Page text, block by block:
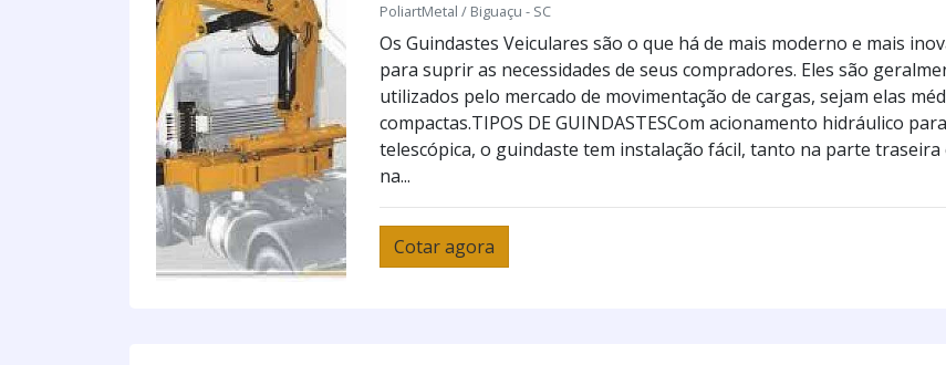
PoliartMetal / Biguaçu - SC
Os Guindastes Veiculares são o que há de mais moderno e mais
para suprir as necessidades de seus compradores. Eles são
utilizados pelo mercado de movimentação de cargas, sejam elas
compactas.TIPOS DE GUINDASTESCom acionamento hidráulico
telescópica, o guindaste tem instalação fácil, tanto na parte traseira
na...
Cotar agora